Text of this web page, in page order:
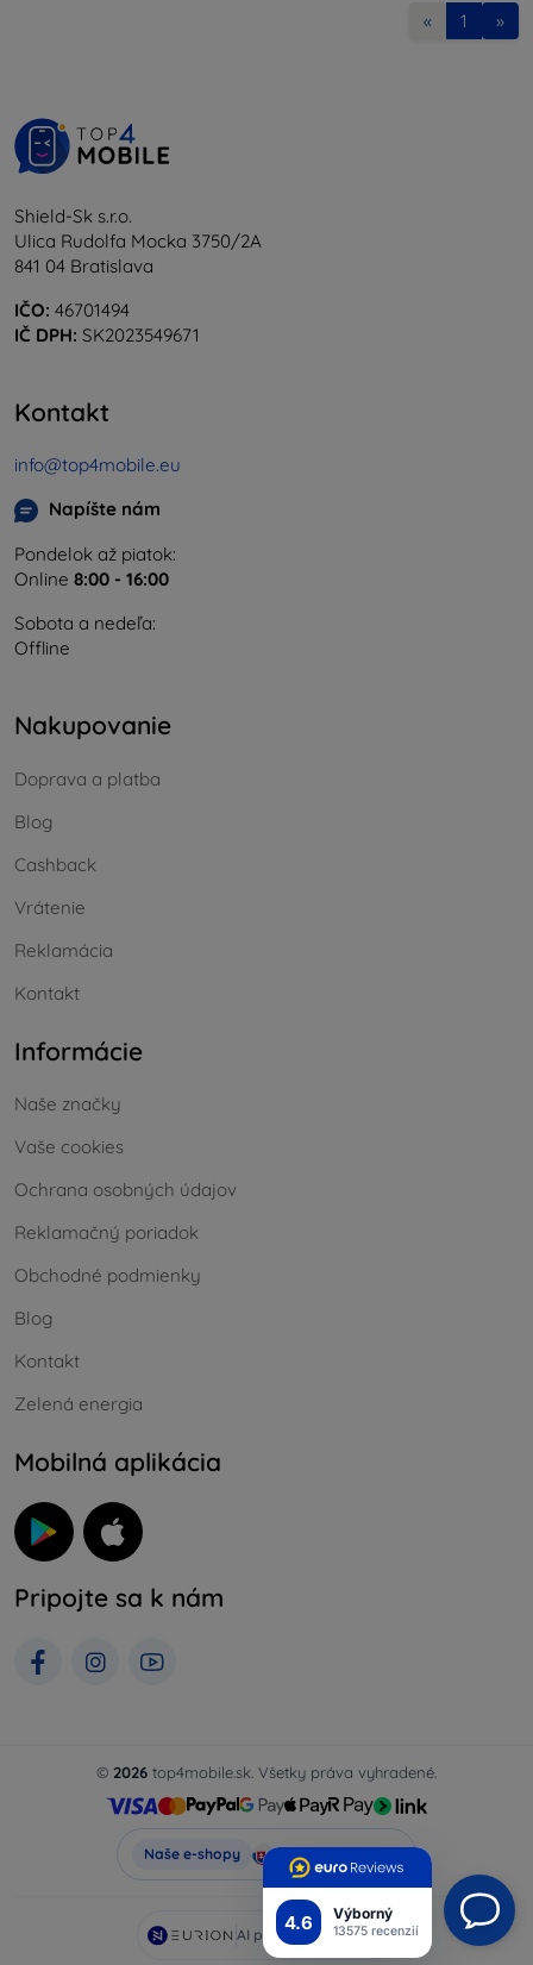
4.6 Výborný
13575 recenzií
« 1 »
Shield-Sk s.r.o.
Ulica Rudolfa Mocka 3750/2A
841 04 Bratislava
IČO: 46701494
IČ DPH: SK2023549671
Kontakt
info@top4mobile.eu
Napíšte nám
Pondelok až piatok:
Online 8:00 - 16:00
Sobota a nedeľa:
Offline
Nakupovanie
Doprava a platba
Blog
Cashback
Vrátenie
Reklamácia
Kontakt
Informácie
Naše značky
Vaše cookies
Ochrana osobných údajov
Reklamačný poriadok
Obchodné podmienky
Blog
Kontakt
Zelená energia
Mobilná aplikácia
Pripojte sa k nám
© 2026 top4mobile.sk. Všetky práva vyhradené.
Naše e-shopy Top4Mobile.sk
AI powered byEurion